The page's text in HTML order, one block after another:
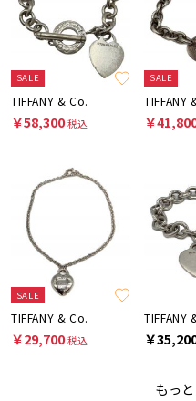
SALE
TIFFANY & Co.
￥58,300税込
SALE
TIFFANY
￥
SALE
TIFFANY & Co.
￥29,700税込
TIFFANY
￥
もっ